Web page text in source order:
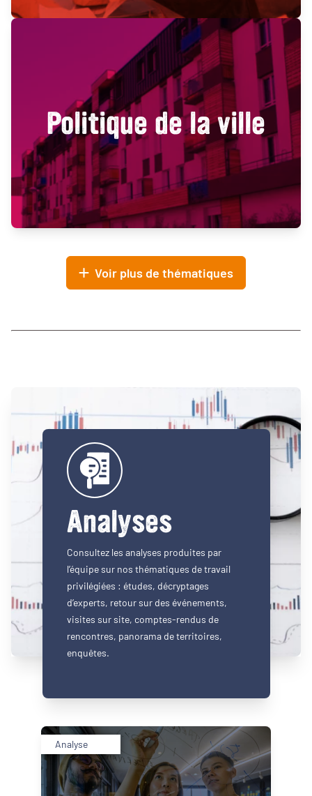
Politique de la ville
Voir plus de thématiques
Analyses
Consultez les analyses produites par
l’équipe sur nos thématiques de travail
privilégiées : études, décryptages
d’experts, retour sur des événements,
visites sur site, comptes-rendus de
rencontres, panorama de territoires,
enquêtes.
Analyse